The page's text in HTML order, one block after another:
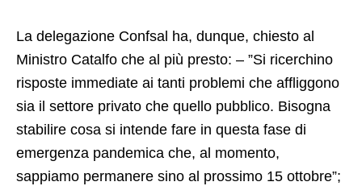
La delegazione Confsal ha, dunque, chiesto al
Ministro Catalfo che al più presto: – ”Si ricerchino
risposte immediate ai tanti problemi che affliggono
sia il settore privato che quello pubblico. Bisogna
stabilire cosa si intende fare in questa fase di
emergenza pandemica che, al momento,
sappiamo permanere sino al prossimo 15 ottobre”;